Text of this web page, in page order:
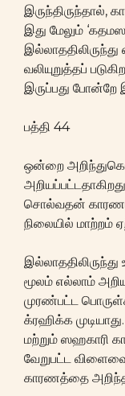
இருந்திருந்தால்,
இது மேலும்
வலியுறுத்தப்
இருப்பது போன்றே
பத்தி 44
ஒன்றை
சொல்வதன்
நிலையில் மாற்றம்
மூலம் எல்லாம்
முரண்பட்ட
க்ரஹிக்க
மற்றும் ஸஹகாரி
வேறுபட்ட
காரணத்தை